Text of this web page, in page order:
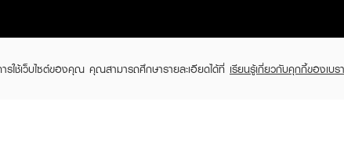
รใช้เว็บไซต์ของคุณ คุณสามารถศึกษารายละเอียดได้ที่ เรียนรู้เกี่ยวกับคุกกี้ของเบร
CARE EVEANDBOY MEMBER